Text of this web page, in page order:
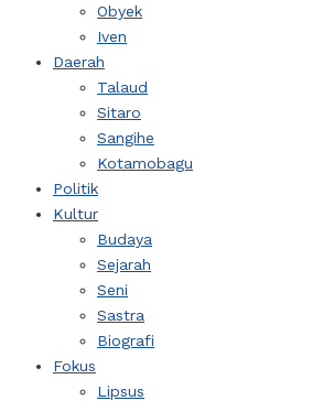
Obyek
Iven
Daerah
Talaud
Sitaro
Sangihe
Kotamobagu
Politik
Kultur
Budaya
Sejarah
Seni
Sastra
Biografi
Fokus
Lipsus